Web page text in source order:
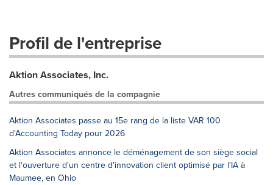
Profil de l'entreprise
Aktion Associates, Inc.
Autres communiqués de la compagnie
Aktion Associates passe au 15e rang de la liste VAR 100
d'Accounting Today pour 2026
Aktion Associates annonce le déménagement de son siège social
et l'ouverture d'un centre d'innovation client optimisé par l'IA à
Maumee, en Ohio